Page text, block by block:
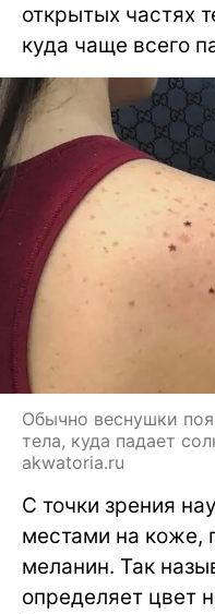
открытых частях
куда чаще всего
Обычно веснушки
тела, куда падает
akwatoria.ru
С точки зрения
местами на коже,
меланин. Так
определяет цвет